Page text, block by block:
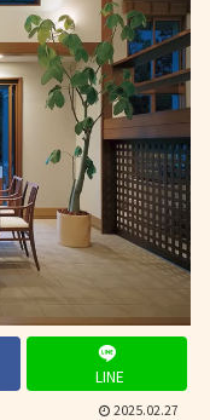
LINE
2025.02.27